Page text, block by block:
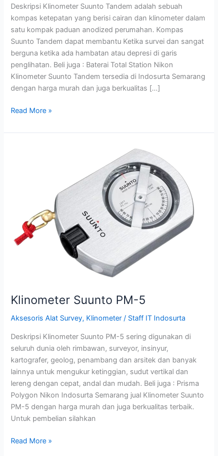
Deskripsi Klinometer Suunto Tandem adalah sebuah
kompas ketepatan yang berisi cairan dan klinometer dalam
satu kompak paduan anodized perumahan. Kompas
Suunto Tandem dapat membantu Ketika survei dan sangat
berguna ketika ada hambatan atau depresi di garis
penglihatan. Beli juga : Baterai Total Station Nikon
Klinometer Suunto Tandem tersedia di Indosurta Semarang
dengan harga murah dan juga berkualitas […]
Read More »
Klinometer Suunto PM-5
Aksesoris Alat Survey, Klinometer / Staff IT Indosurta
Deskripsi Klinometer Suunto PM-5 sering digunakan di
seluruh dunia oleh rimbawan, surveyor, insinyur,
kartografer, geolog, penambang dan arsitek dan banyak
lainnya untuk mengukur ketinggian, sudut vertikal dan
lereng dengan cepat, andal dan mudah. Beli juga : Prisma
Polygon Nikon Indosurta Semarang jual Klinometer Suunto
PM-5 dengan harga murah dan juga berkualitas terbaik.
Untuk pembelian silahkan
Read More »